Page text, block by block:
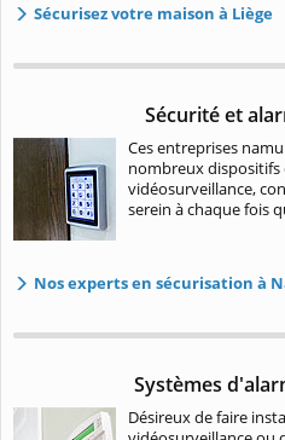
Sécurisez votre maison à Liège
Sécurité et
Ces entreprises
nombreux dispositifs
vidéosurveillance,
serein à chaque fois
Nos experts en sécurisation à
Systèmes
Désireux de faire